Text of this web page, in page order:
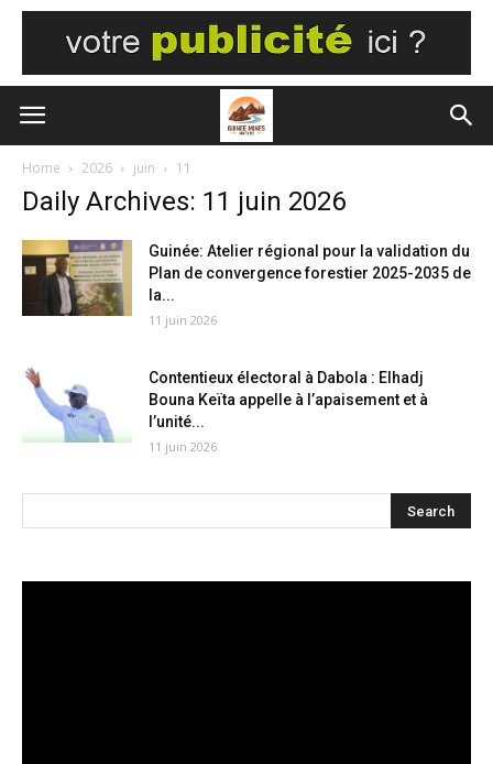
Home 2026 juin 11
Daily Archives: 11 juin 2026
Guinée: Atelier régional pour la validation du
Plan de convergence forestier 2025-2035 de
la...
11 juin 2026
Contentieux électoral à Dabola : Elhadj
Bouna Keïta appelle à l’apaisement et à
l’unité...
11 juin 2026